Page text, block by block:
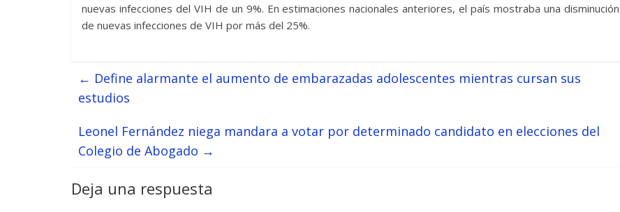
nuevas infecciones del VIH de un 9%. En estimaciones nacionales anteriores, el país mostraba una disminución
de nuevas infecciones de VIH por más del 25%.
← Define alarmante el aumento de embarazadas adolescentes mientras cursan sus
estudios
Leonel Fernández niega mandara a votar por determinado candidato en elecciones del
Colegio de Abogado →
Deja una respuesta